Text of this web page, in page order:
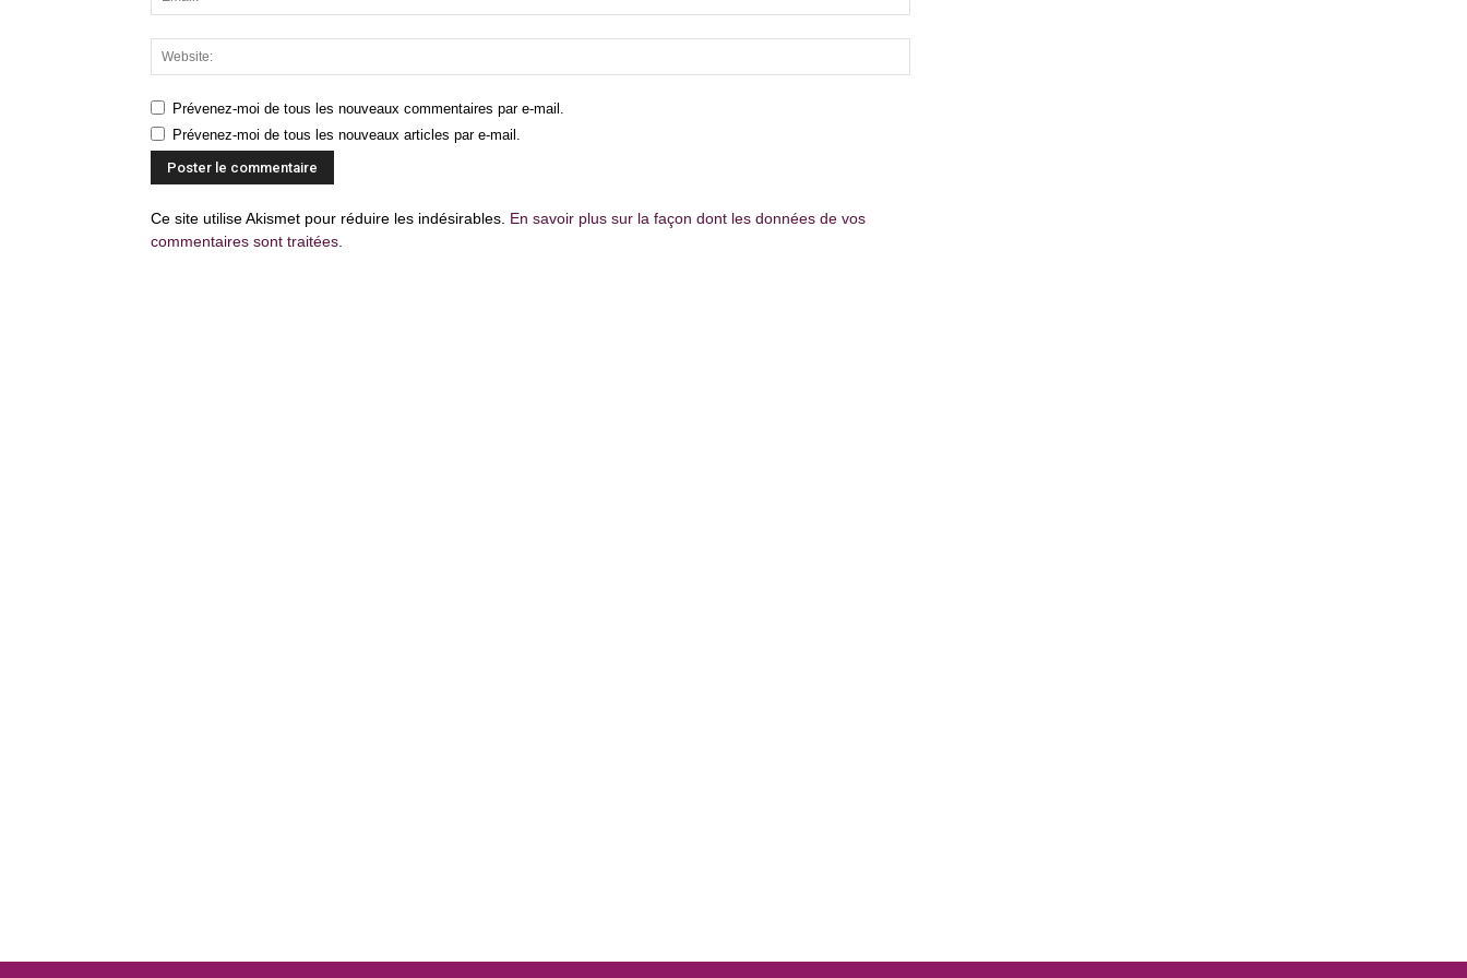
Prévenez-moi de tous les nouveaux commentaires par e-mail.
Prévenez-moi de tous les nouveaux articles par e-mail.
Ce site utilise Akismet pour réduire les indésirables. En savoir plus sur la façon dont les données de vos
commentaires sont traitées